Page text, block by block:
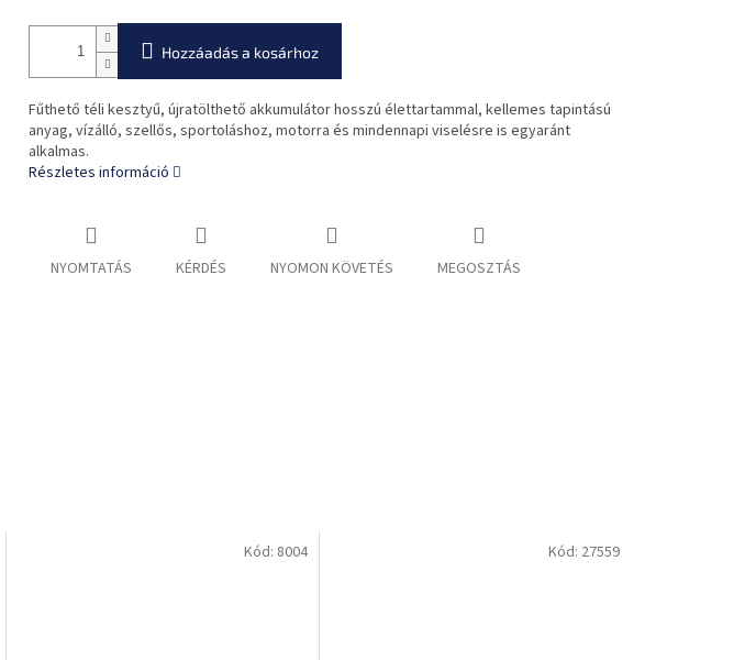
Hozzáadás a kosárhoz
Fűthető téli kesztyű, újratölthető akkumulátor hosszú élettartammal, kellemes tapintású
anyag, vízálló, szellős, sportoláshoz, motorra és mindennapi viselésre is egyaránt
alkalmas.
Részletes információ
NYOMTATÁS KÉRDÉS NYOMON KÖVETÉS MEGOSZTÁS
Kód: 8004 Kód: 27559